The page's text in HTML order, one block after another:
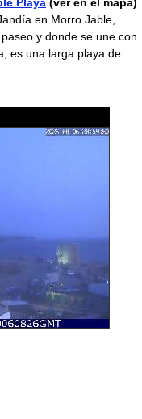
en Morro Jable,
y donde se une con
es una larga playa de